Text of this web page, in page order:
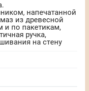
напечатанной
из древесной
и по пакетикам,
ручка,
на стену